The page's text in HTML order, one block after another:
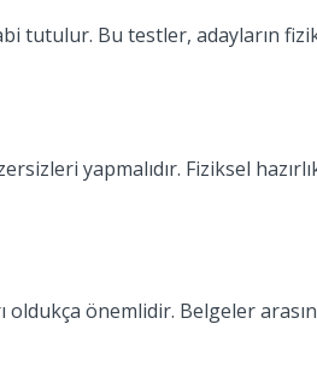
tutulur. Bu testler, adayların
yapmalıdır. Fiziksel
oldukça önemlidir. Belgeler